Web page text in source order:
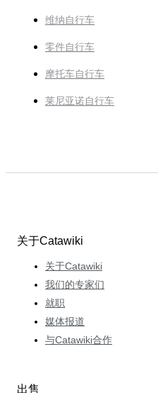
维纳自行车
零件自行车
摩托车自行车
莱尼亚诺自行车
关于Catawiki
关于Catawiki
我们的专家们
就职
媒体报道
与Catawiki合作
出售